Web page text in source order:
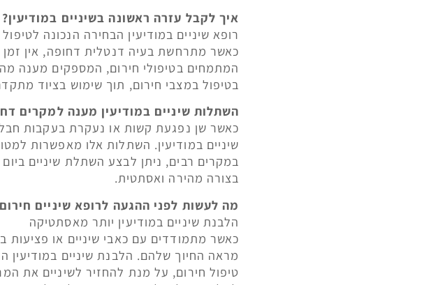
איך לקבל עזרה ראשונה בשיניים במודיעין?
רופא שיניים במודיעין הבחירה הנכונה לטיפול
כאשר מתרחשת בעיה דנטלית דחופה, אין זמן
המתמחים בטיפולי חירום, המספקים מענה
בטיפול במצבי חירום, תוך שימוש בציוד
השתלות שיניים במודיעין מענה למקרים
כאשר שן נפגעת קשות או נעקרת בעקבות
שיניים במודיעין. השתלות אלו מאפשרות
במקרים רבים, ניתן לבצע השתלת שיניים
בצורה מהירה ואסתטית.
מה לעשות לפני ההגעה לרופא שיניים
הלבנת שיניים במודיעין יותר מאסתטיקה
כאשר מתמודדים עם כאבי שיניים או
מראה החיוך שלהם. הלבנת שיניים במודיעין
טיפול חירום, על מנת להחזיר לשיניים את